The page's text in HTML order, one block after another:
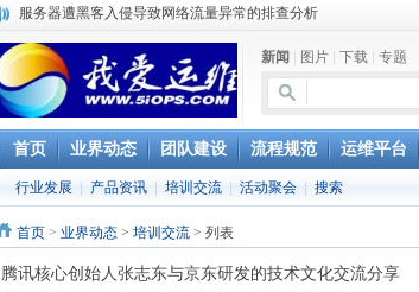
服务器遭黑客入侵导致网络流量异常的排查分析
复杂网络架构导致的诡异网络问题排查分享
Percona Playback 0.3 development release
使用jmx client监控activemq
Hive查询OOM分析
浅解Facebook的服务器架构
一淘网后面的技术与架构
实现多个无线AP桥接，扩大家庭WIFI覆盖
Linux下系统或服务排障的最佳实践
云计算平台管理的三大利器Nagios、Ganglia和Splunk
新闻 图片 下载 专题
首页 业界动态 团队建设 流程规范 运维平台
行业发展 产品资讯 培训交流 活动聚会 搜索
首页 > 业界动态 > 培训交流 > 列表
腾讯核心创始人张志东与京东研发的技术文化交流分享